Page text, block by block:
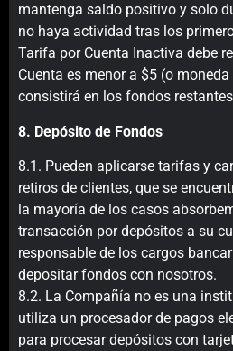
mantenga saldo positivo y solo
no haya actividad tras los
Tarifa por Cuenta Inactiva debe
Cuenta es menor a $5 (o
consistirá en los fondos
8. Depósito de Fondos
8.1. Pueden aplicarse tarifas y
retiros de clientes, que se
la mayoría de los casos
transacción por depósitos a su
responsable de los cargos
depositar fondos con nosotros.
8.2. La Compañía no es una
utiliza un procesador de pagos
para procesar depósitos con